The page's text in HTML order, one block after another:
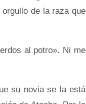
de la raza que
al potro». Ni me
su novia se la está